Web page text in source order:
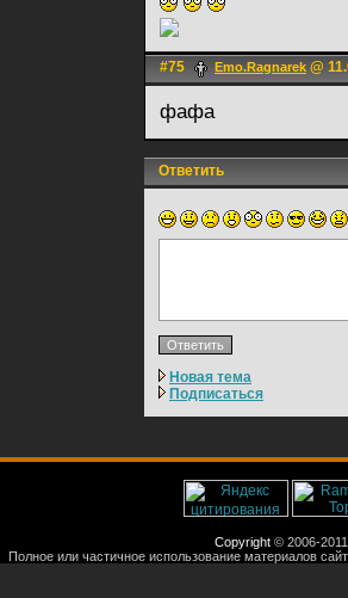
#75 Emo.Ragnarek @
фафа
Ответить
Новая тема
Подписаться
Copyright © 2006-
Полное или частичное использование материалов